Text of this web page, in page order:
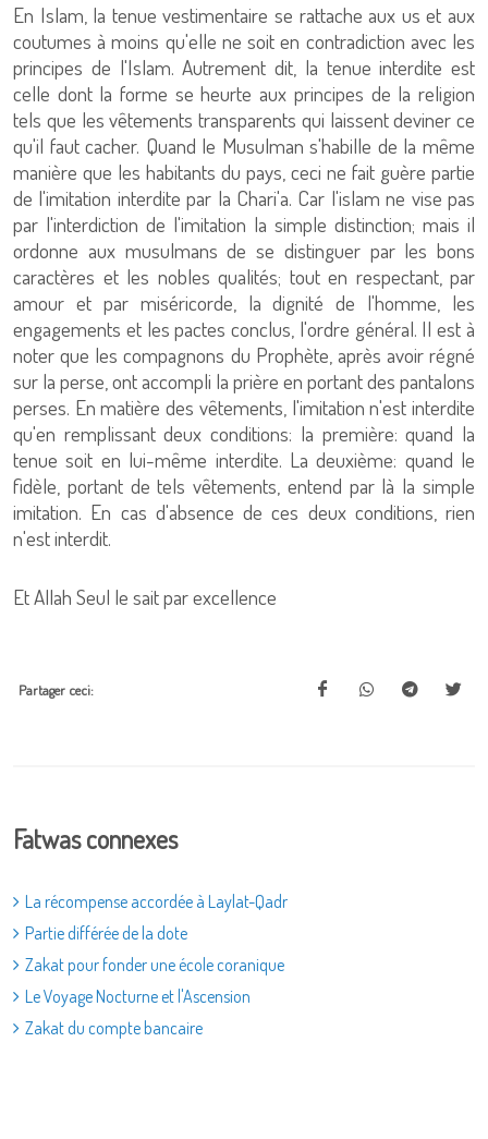
En Islam, la tenue vestimentaire se rattache aux us et aux
coutumes à moins qu'elle ne soit en contradiction avec les
principes de l'Islam. Autrement dit, la tenue interdite est
celle dont la forme se heurte aux principes de la religion
tels que les vêtements transparents qui laissent deviner ce
qu'il faut cacher. Quand le Musulman s'habille de la même
manière que les habitants du pays, ceci ne fait guère partie
de l'imitation interdite par la Chari'a. Car l'islam ne vise pas
par l'interdiction de l'imitation la simple distinction; mais il
ordonne aux musulmans de se distinguer par les bons
caractères et les nobles qualités; tout en respectant, par
amour et par miséricorde, la dignité de l'homme, les
engagements et les pactes conclus, l'ordre général. Il est à
noter que les compagnons du Prophète, après avoir régné
sur la perse, ont accompli la prière en portant des pantalons
perses. En matière des vêtements, l'imitation n'est interdite
qu'en remplissant deux conditions: la première: quand la
tenue soit en lui-même interdite. La deuxième: quand le
fidèle, portant de tels vêtements, entend par là la simple
imitation. En cas d'absence de ces deux conditions, rien
n'est interdit.
Et Allah Seul le sait par excellence
Partager ceci:
Fatwas connexes
La récompense accordée à Laylat-Qadr
Partie différée de la dote
Zakat pour fonder une école coranique
Le Voyage Nocturne et l'Ascension
Zakat du compte bancaire